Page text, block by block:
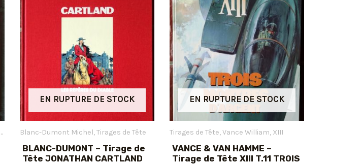
EN RUPTURE DE STOCK
Blanc-Dumont Michel Tirages de Tête
BLANC-DUMONT – Tirage de
Tête JONATHAN CARTLAND
EN RUPTURE DE STOCK
Tirages de Tête Vance William XIII
VANCE & VAN HAMME –
Tirage de Tête XIII T.11 TROIS